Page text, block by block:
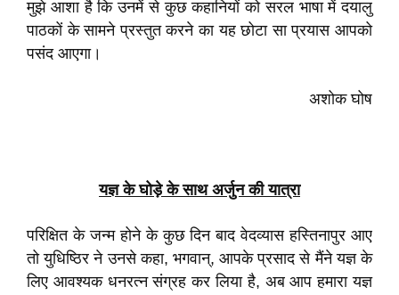
मुझे आशा है कि उनमें से कुछ कहानियों को सरल भाषा में दयालु
पाठकों के सामने प्रस्तुत करने का यह छोटा सा प्रयास आपको
पसंद आएगा।
अशोक घोष
यज्ञ के घोड़े के साथ अर्जुन की यात्रा
परिक्षित के जन्म होने के कुछ दिन बाद वेदव्यास हस्तिनापुर आए
तो युधिष्ठिर ने उनसे कहा, भगवान्, आपके प्रसाद से मैंने यज्ञ के
लिए आवश्यक धनरत्न संग्रह कर लिया है, अब आप हमारा यज्ञ